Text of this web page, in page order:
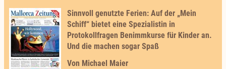
Sinnvoll genutzte Ferien: Auf der „Mein
Schiff“ bietet eine Spezialistin in
Protokollfragen Benimmkurse für Kinder an.
Und die machen sogar Spaß
Von Michael Maier